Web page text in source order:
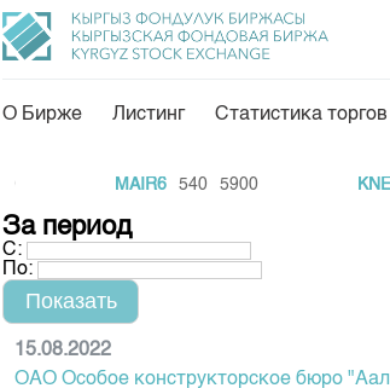
Общая информация
Акционеры
Руководство
Внутренний аудитор
О Бирже Листинг Статистика торгов
MAIR6 540 5900 KNEF3
За период
С:
По:
15.08.2022
ОАО Особое конструкторское бюро